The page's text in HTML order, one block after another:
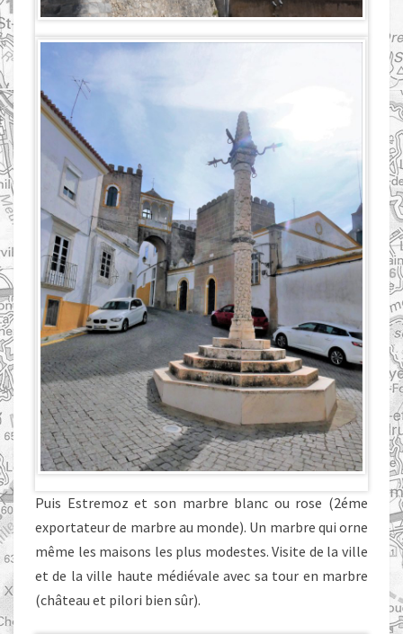
Puis Estremoz et son marbre blanc ou rose (2éme
exportateur de marbre au monde). Un marbre qui orne
même les maisons les plus modestes. Visite de la ville
et de la ville haute médiévale avec sa tour en marbre
(château et pilori bien sûr).